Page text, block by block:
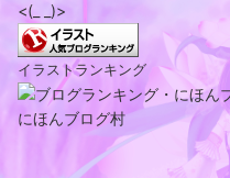
<(_ _)>
イラストランキング
にほんブログ村